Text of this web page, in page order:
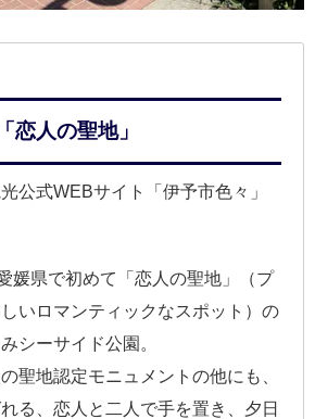
恋人の聖地」
公式WEBサイト「伊予市色々」
媛県で初めて「恋人の聖地」（プ
いロマンティックなスポット）の
シーサイド公園。
聖地認定モニュメントの他にも、
る、恋人と二人で手を置き、夕日